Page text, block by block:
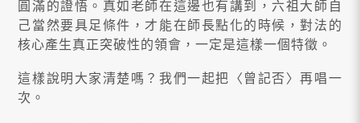
圓滿的證悟。真如老師在這邊也有講到，六祖大師自
己當然要具足條件，才能在師長點化的時候，對法的
核心產生真正突破性的領會，一定是這樣一個特徵。
這樣說明大家清楚嗎？我們一起把〈曾記否〉再唱一
次。